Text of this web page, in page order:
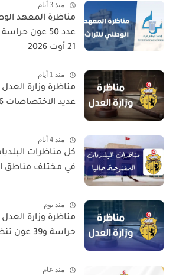
منذ 3 أيام
مناظرة المعهد
عدد 50 عون
21 أوت 2026
منذ 1 أيام
عديد الاختصاصات 2026
منذ 4 أيام
كل مناظرات البلديات
في مختلف مناطق
منذ يوم
حراسة و39 عون تنظيف
منذ عام